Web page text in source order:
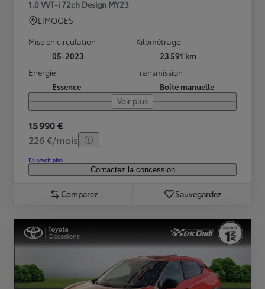
1.0 VVT-i 72ch Design MY23
LIMOGES
Mise en circulation
05-2023
Kilométrage
23 591 km
Energie
Essence
Transmission
Boîte manuelle
Voir plus
15 990 €
226 €/mois
En savoir plus
Contactez la concession
Comparez Sauvegardez